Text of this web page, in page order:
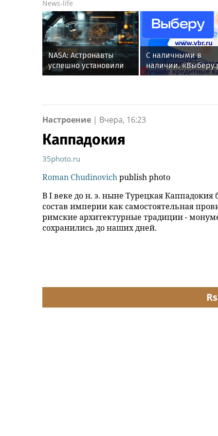
News-life
NASA: Астронавты
успешно установили
оборудование на МКС
С наличными в
наличии.
составил рейтинг
2026 года
Настроение | Вчера, 16:23
Каппадокия
35photo.ru
Roman Chudinovichpublish photo
В I веке до н. э. ныне Турецкая
состав империи как самостоятельная
римские архитектурные традиции -
сохранились до наших дней.